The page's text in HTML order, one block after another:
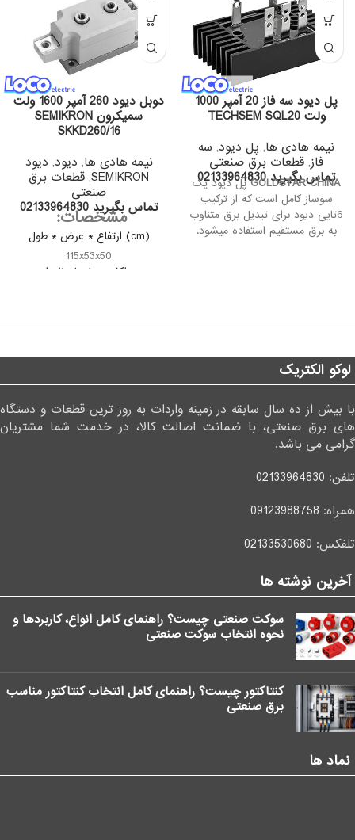
پل دیود سه فاز 20 آمپر 1000
ولت TECHSEM SQL20
نیمه هادی ها, پل دیود, سه
فاز, قطعات برق صنعتی
تماس بگیرید 02133964830
GOLDSTAR CHINAپل دیود یک
سوساز کامل است که از ترکیب
6تایی دیود برای تبدیل برق متناوب
به برق مستقیم استفاده میشود.
دوبل دیود 260 آمپر 1600 ولت
سمیکرون SEMIKRON
SKKD260/16
نیمه هادی ها, دیود, دیود
SEMIKRON
, قطعات برق
صنعتی
تماس بگیرید 02133964830
مشخصات:
(cm) ارتفاع * عرض * طول
115x53x50
حداکثر جریان لحظه ای
-40...+135
لوکو الکتریک
با بیش از ده سال سابقه در زمینه واردات به روز ترین قطعات و دستگاه
های برق صنعتی، با ضمانت اصالت کالا، در خدمت شما مشتریان
گرامی می باشد.
تلفن: 02133964830
همراه: 09123988758
تلفکس: 02133530680
آخرین نوشته ها
سوکت صنعتی چیست؟ راهنمای کامل انواع، کاربردها و
نحوه انتخاب سوکت صنعتی
کنتاکتور چیست؟ راهنمای کامل انتخاب کنتاکتور مناسب
برق صنعتی
نماد ها